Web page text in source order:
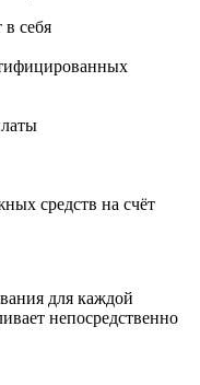
себя
средств на счёт
для каждой
непосредственно